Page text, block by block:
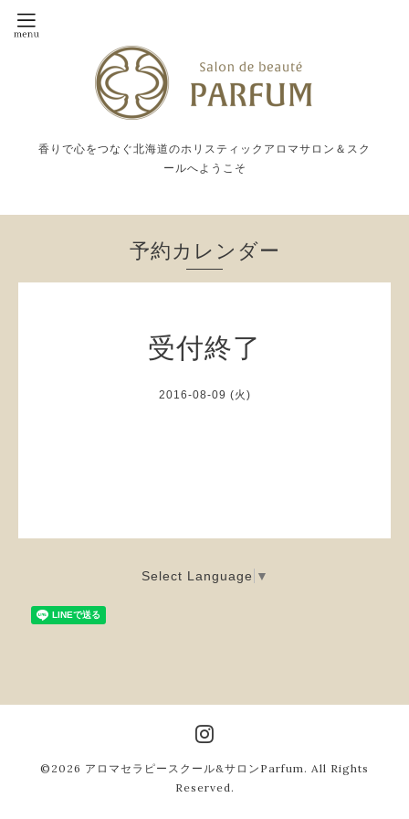
香りで心をつなぐ北海道のホリスティックアロマサロン＆スク
ールへようこそ
予約カレンダー
受付終了
2016-08-09 (火)
Select Language ▼
©2026 アロマセラピースクール&サロンParfum . All Rights
Reserved.